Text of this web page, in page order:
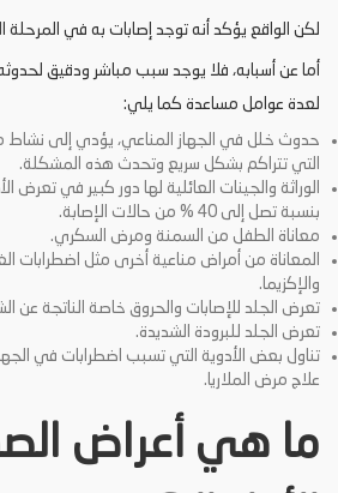
لكن الواقع يؤكد أنه توجد إصابات به في المرحلة
أما عن أسبابه، فلا يوجد سبب مباشر ودقيق
لعدة عوامل مساعدة كما يلي:
حدوث خلل في الجهاز المناعي، يؤدي إلى نشاط
التي تتراكم بشكل سريع وتحدث هذه المشكلة.
الوراثة والجينات العائلية لها دور كبير في تعرض
بنسبة تصل إلى 40 % من حالات الإصابة.
معاناة الطفل من السمنة ومرض السكري.
المعاناة من أمراض مناعية أخرى مثل اضطرابات
والإكزيما.
تعرض الجلد للإصابات والحروق خاصة الناتجة عن
تعرض الجلد للبرودة الشديدة.
تناول بعض الأدوية التي تسبب اضطرابات في
علاج مرض الملاريا.
ما هي أعراض